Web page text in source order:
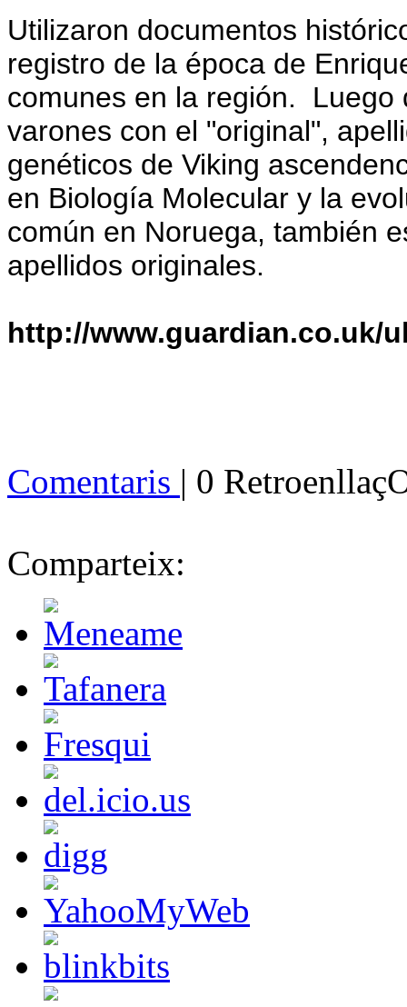
Utilizaron documentos
registro de la época de
comunes en la región.
Luego
varones con el "original",
genéticos de Viking
en Biología Molecular y la
común en Noruega, también
apellidos originales.
http://www.guardian.co.uk/
Comentaris | 0
Comparteix: